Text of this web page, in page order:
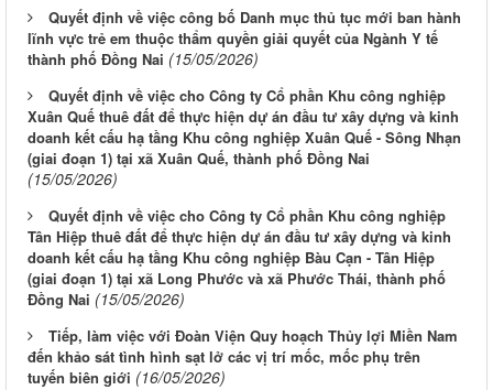
Quyết định về việc công bố Danh mục thủ tục mới ban hành
lĩnh vực trẻ em thuộc thẩm quyền giải quyết của Ngành Y tế
thành phố Đồng Nai (15/05/2026)
Quyết định về việc cho Công ty Cổ phần Khu công nghiệp
Xuân Quế thuê đất để thực hiện dự án đầu tư xây dựng và kinh
doanh kết cấu hạ tầng Khu công nghiệp Xuân Quế - Sông Nhạn
(giai đoạn 1) tại xã Xuân Quế, thành phố Đồng Nai
(15/05/2026)
Quyết định về việc cho Công ty Cổ phần Khu công nghiệp
Tân Hiệp thuê đất để thực hiện dự án đầu tư xây dựng và kinh
doanh kết cấu hạ tầng Khu công nghiệp Bàu Cạn - Tân Hiệp
(giai đoạn 1) tại xã Long Phước và xã Phước Thái, thành phố
Đồng Nai (15/05/2026)
Tiếp, làm việc với Đoàn Viện Quy hoạch Thủy lợi Miền Nam
đến khảo sát tình hình sạt lở các vị trí mốc, mốc phụ trên
tuyến biên giới (16/05/2026)